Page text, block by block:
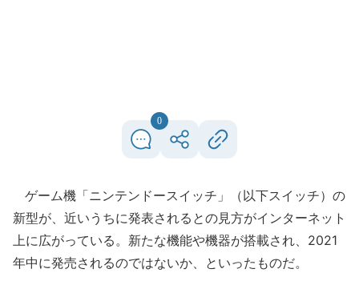
0
ゲーム機「ニンテンドースイッチ」（以下スイッチ）の
新型が、近いうちに発表されるとの見方がインターネット
上に広がっている。新たな機能や機器が搭載され、2021
年中に発売されるのではないか、といったものだ。